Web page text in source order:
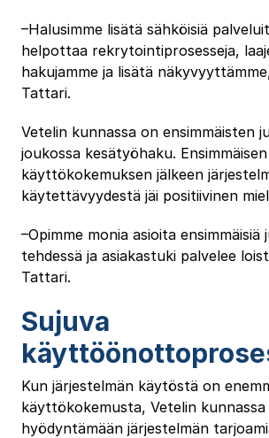
–Halusimme lisätä sähköisiä
helpottaa rekrytointiprosesseja,
hakujamme ja lisätä
Tattari.
Vetelin kunnassa on ensimmäisten
joukossa kesätyöhaku. Ensimmäisen
käyttökokemuksen jälkeen
käytettävyydestä jäi positiivinen
–Opimme monia asioita ensimmäisiä
tehdessä ja asiakastuki palvelee
Tattari.
Sujuva
Kun järjestelmän käytöstä on
käyttökokemusta, Vetelin
hyödyntämään järjestelmän